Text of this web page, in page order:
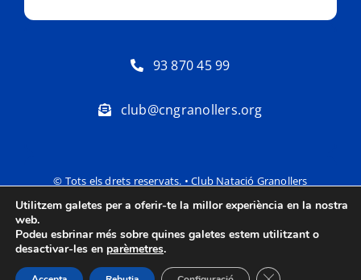
93 870 45 99
club@cngranollers.org
© Tots els drets reservats. • Club Natació Granollers
Política de privacitat Avís Legal
Utilitzem galetes per a oferir-te la millor experiència en la nostra
web.
Podeu esbrinar més sobre quines galetes estem utilitzant o
desactivar-les en parèmetres.
Tanca el bàner de